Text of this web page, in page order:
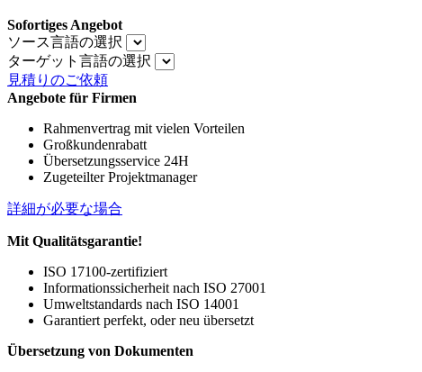
Sofortiges Angebot
ソース言語の選択
ターゲット言語の選択
見積りのご依頼
Angebote für Firmen
Rahmenvertrag mit vielen Vorteilen
Großkundenrabatt
Übersetzungsservice 24H
Zugeteilter Projektmanager
詳細が必要な場合
Mit Qualitätsgarantie!
ISO 17100-zertifiziert
Informationssicherheit nach ISO 27001
Umweltstandards nach ISO 14001
Garantiert perfekt, oder neu übersetzt
Übersetzung von Dokumenten